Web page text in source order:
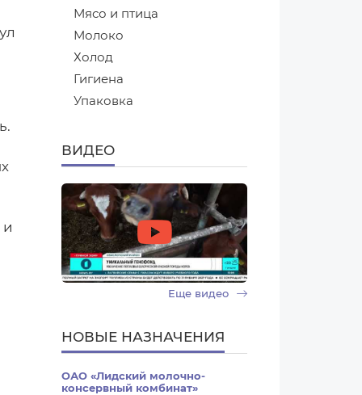
и
Мясо и птица
Молоко
Холод
Гигиена
Упаковка
ВИДЕО
Еще видео
НОВЫЕ НАЗНАЧЕНИЯ
ОАО «Лидский молочно-
консервный комбинат»